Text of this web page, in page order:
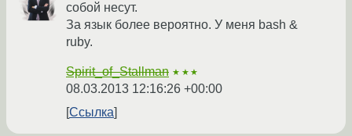
собой несут.
За язык более вероятно. У меня bash &
ruby.
Spirit_of_Stallman ★★★
08.03.2013 12:16:26 +00:00
Ссылка